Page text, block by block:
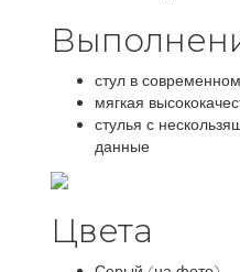
стул в
мягкая
стулья с
данные
Цвета